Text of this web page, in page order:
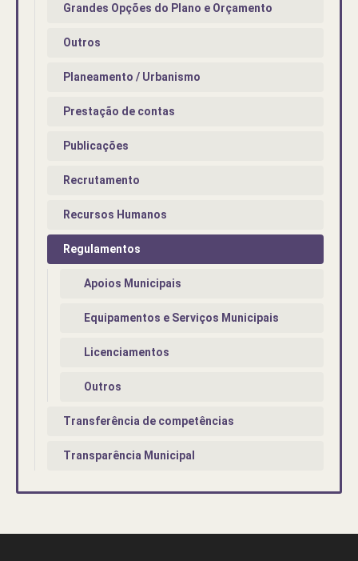
Grandes Opções do Plano e Orçamento
Outros
Planeamento / Urbanismo
Prestação de contas
Publicações
Recrutamento
Recursos Humanos
Regulamentos
Apoios Municipais
Equipamentos e Serviços Municipais
Licenciamentos
Outros
Transferência de competências
Transparência Municipal